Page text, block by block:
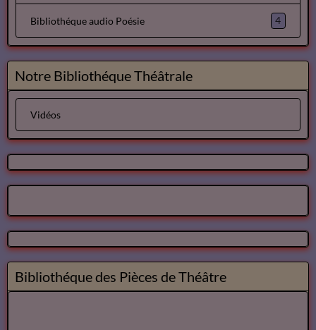
Bibliothéque audio Poésie 4
Notre Bibliothéque Théâtrale
Vidéos
Bibliothéque des Pièces de Théâtre